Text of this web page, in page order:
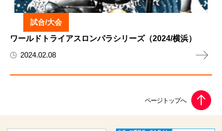
試合/大会
ワールドトライアスロンパラシリーズ（2024/横浜）
2024.02.08